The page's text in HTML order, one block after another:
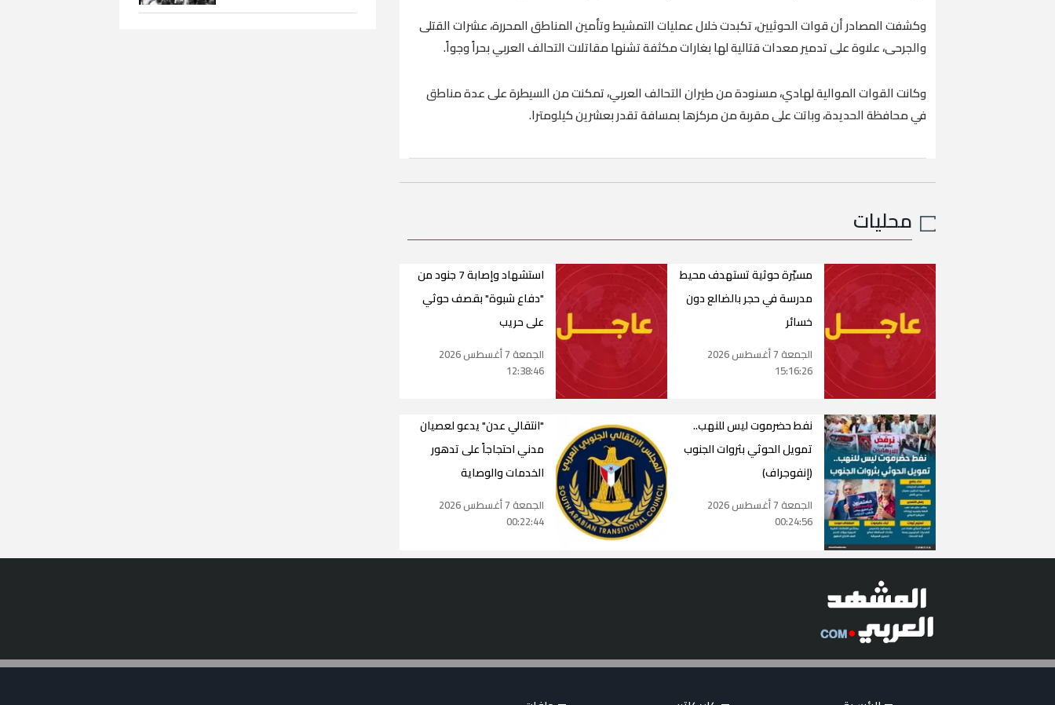
وكشفت المصادر أن قوات الحوثيين، تكبدت خلال عمليات التمشيط وتأمين المناطق المحررة، عشرات القتلى
والجرحى، علاوة على تدمير معدات قتالية لها بغارات مكثفة تشنها مقاتلات التحالف العربي بحراً وجواً.
وكانت القوات الموالية لهادي، مسنودة من طيران التحالف العربي، تمكنت من السيطرة على عدة مناطق
في محافظة الحديدة، وباتت على مقربة من مركزها بمسافة تقدر بعشرين كيلومترا.
محليات
مسيّرة حوثية تستهدف محيط
مدرسة في حجر بالضالع دون
خسائر
الجمعة 7 أغسطس 2026
15:16:26
استشهاد وإصابة 7 جنود من
"دفاع شبوة" بقصف حوثي
على حريب
الجمعة 7 أغسطس 2026
12:38:46
نفط حضرموت ليس للنهب..
تمويل الحوثي بثروات الجنوب
(إنفوجراف)
الجمعة 7 أغسطس 2026
00:24:56
"انتقالي عدن" يدعو لعصيان
مدني احتجاجاً على تدهور
الخدمات والوصاية
الجمعة 7 أغسطس 2026
00:22:44